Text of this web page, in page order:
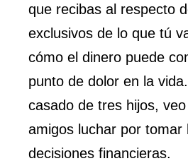
que recibas al respecto
exclusivos de lo que tú
cómo el dinero puede
punto de dolor en la
casado de tres hijos,
amigos luchar por tomar
decisiones financieras.